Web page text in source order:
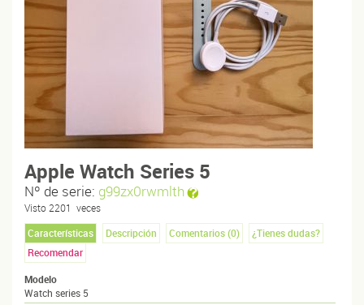
Apple Watch Series 5
Nº de serie: g99zx0rwmlth
Visto 2201 veces
Características
Descripción Comentarios (0)
¿Tienes dudas?
Recomendar
Modelo
Watch series 5